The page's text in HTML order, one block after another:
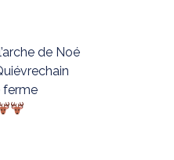
de Noé
ferme